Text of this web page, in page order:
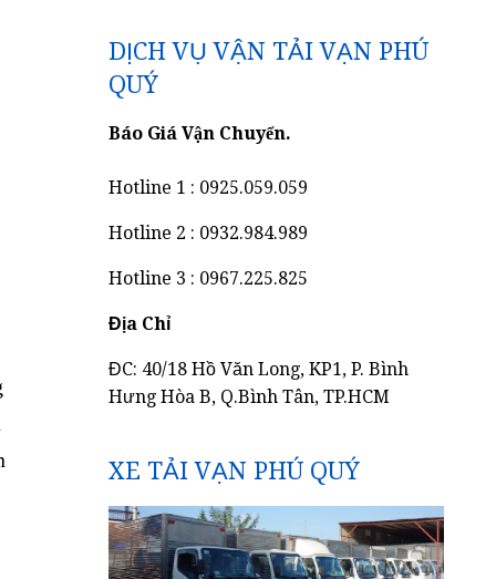
DỊCH VỤ VẬN TẢI VẠN PHÚ
QUÝ
Báo Giá Vận Chuyển.
Hotline 1 : 0925.059.059
Hotline 2 : 0932.984.989
Hotline 3 : 0967.225.825
Địa Chỉ
ĐC: 40/18 Hồ Văn Long, KP1, P. Bình
Hưng Hòa B, Q.Bình Tân, TP.HCM
XE TẢI VẠN PHÚ QUÝ